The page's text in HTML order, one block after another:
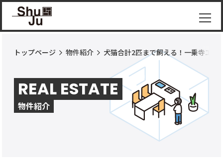
物件
ShuJu
につ
いて
トップページ 物件紹介 犬猫合計2匹まで飼える！一乗寺エ
REAL ESTATE
物件紹介